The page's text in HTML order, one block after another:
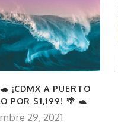
¡CDMX A PUERTO
POR $1,199! 🌴 🐢
29, 2021